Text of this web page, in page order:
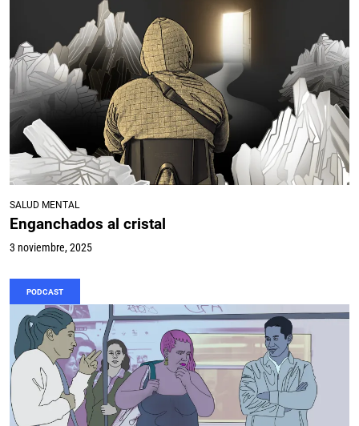
SALUD MENTAL
Enganchados al cristal
3 noviembre, 2025
PODCAST